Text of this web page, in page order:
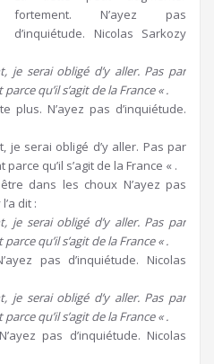
fortement. N’ayez pas
d’inquiétude. Nicolas Sarkozy
je serai obligé d’y aller. Pas par
qu’il s’agit de la France « .
plus. N’ayez pas d’inquiétude.
je serai obligé d’y aller. Pas par
qu’il s’agit de la France « .
dans les choux N’ayez pas
dit :
je serai obligé d’y aller. Pas par
qu’il s’agit de la France « .
pas d’inquiétude. Nicolas
je serai obligé d’y aller. Pas par
qu’il s’agit de la France « .
pas d’inquiétude. Nicolas